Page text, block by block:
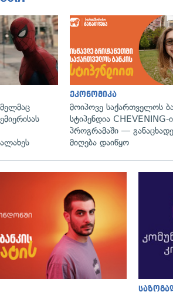
ეკონომიკა
მოიპოვე საქართველოს
სტიპენდია CHEVENING-
პროგრამაში —
მიღება დაიწყო